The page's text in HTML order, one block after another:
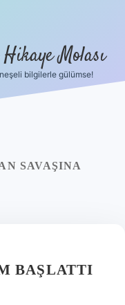
Molası
bilgilerle gülümse!
SAVAŞINA
BAŞLATTI